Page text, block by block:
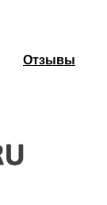
Отзывы